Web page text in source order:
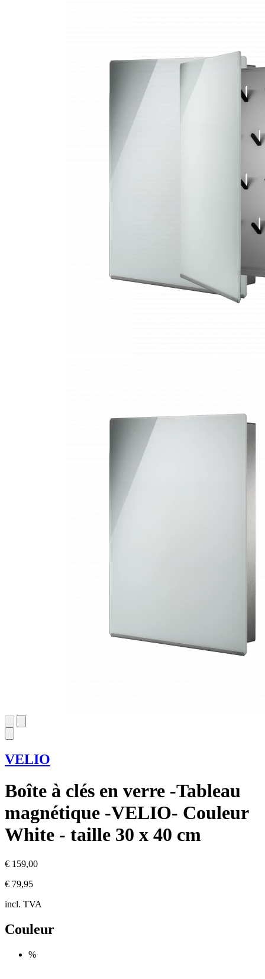
VELIO
Boîte à clés en verre -Tableau
magnétique -VELIO- Couleur
White - taille 30 x 40 cm
€ 159,00
€ 79,95
incl. TVA
Couleur
%